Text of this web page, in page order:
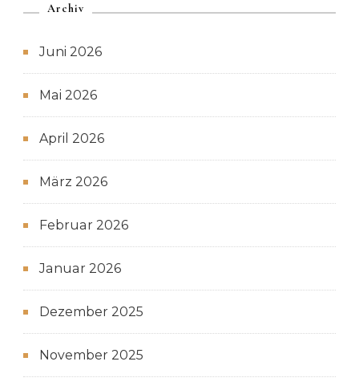
Archiv
Juni 2026
Mai 2026
April 2026
März 2026
Februar 2026
Januar 2026
Dezember 2025
November 2025